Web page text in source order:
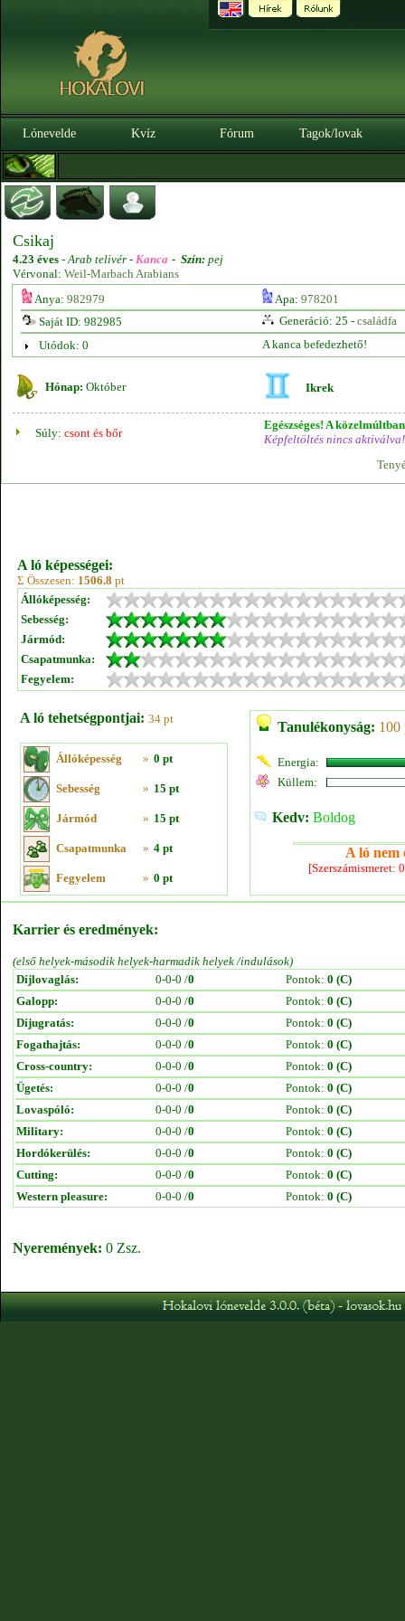
Lónevelde Kvíz Fórum Tagok/lovak
Csikaj
4.23 éves -Arab telivér - Kanca - Szín: pej
Vérvonal: Weil-Marbach Arabians
Anya: 982979 Apa: 978201
Saját ID: 982985
Generáció: 25 - családfa
Utódok: 0
A kanca befedezhető!
Hónap: Október Ikrek
Súly: csont és bőr
Egészséges! A
Képfeltöltés nincs aktiválva!
A ló képességei:
Σ Összesen: 1506.8 pt
Állóképesség:
Sebesség:
Jármód:
Csapatmunka:
Fegyelem:
A ló tehetségpontjai: 34 pt
Állóképesség » 0 pt
Sebesség » 15 pt
Jármód » 15 pt
Csapatmunka » 4 pt
Fegyelem » 0 pt
Tanulékonyság: 100
Energia:
Küllem:
Kedv: Boldog
A ló nem
[Szerszámismeret:
Karrier és eredmények:
(első helyek-második helyek-harmadik helyek /indulások)
Díjlovaglás:
0-0-0 /0 Pontok: 0 (C)
Galopp:
0-0-0 /0 Pontok: 0 (C)
Díjugratás:
0-0-0 /0 Pontok: 0 (C)
Fogathajtás:
0-0-0 /0 Pontok: 0 (C)
Cross-country:
0-0-0 /0 Pontok: 0 (C)
Ügetés:
0-0-0 /0 Pontok: 0 (C)
Lovaspóló:
0-0-0 /0 Pontok: 0 (C)
Military:
0-0-0 /0 Pontok: 0 (C)
Hordókerülés:
0-0-0 /0 Pontok: 0 (C)
Cutting:
0-0-0 /0 Pontok: 0 (C)
Western pleasure:
0-0-0 /0 Pontok: 0 (C)
Nyeremények: 0 Zsz.